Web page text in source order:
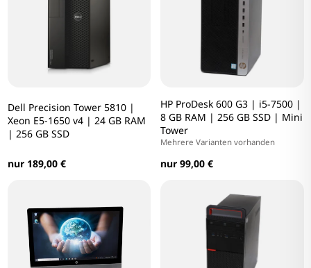
Dell Precision Tower 5810 |
Xeon E5-1650 v4 | 24 GB RAM
| 256 GB SSD
nur 189,00 €
HP ProDesk 600 G3 | i5-7500 |
8 GB RAM | 256 GB SSD | Mini
Tower
Mehrere Varianten vorhanden
nur 99,00 €